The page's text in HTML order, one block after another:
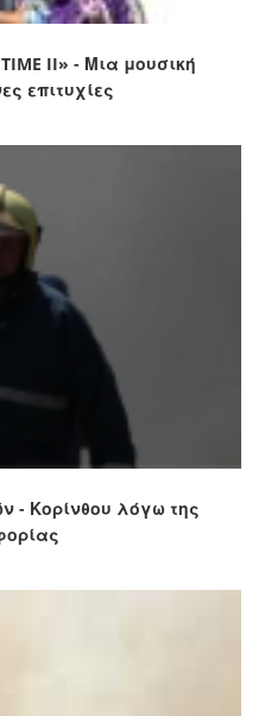
TIME II» - Μια μουσική
επιτυχίες
- Κορίνθου λόγω της